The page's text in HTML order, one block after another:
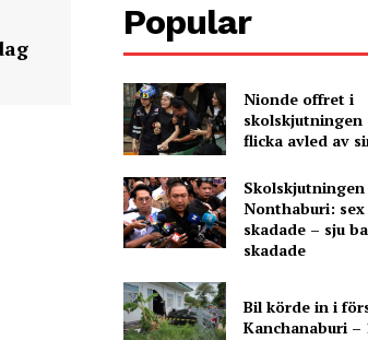
Popular
Nionde offret i
skolskjutningen
flicka avled av
Nonthaburi: sex
skadade – sju
skadade
Bil körde in i
Kanchanaburi –